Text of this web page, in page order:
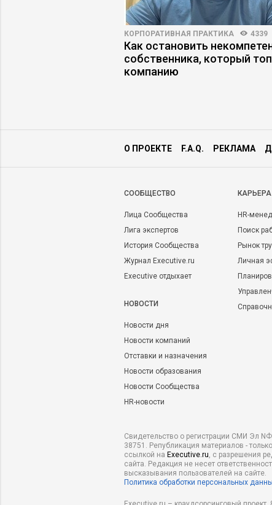
КОРПОРАТИВНАЯ ПРАКТИКА 4339
Как остановить
собственника, который
компанию
О ПРОЕКТЕ F.A.Q. РЕКЛАМА
CООБЩЕСТВО
Лица Сообщества
Лига экспертов
История Сообщества
Журнал Executive.ru
Executive отдыхает
НОВОСТИ
Новости дня
Новости компаний
Отставки и назначения
Новости образования
Новости Сообщества
HR-новости
КАРЬЕРА
HR-
Поиск
Рынок
Личная
Свидетельство о регистрации СМИ Эл
38751. Републикация материалов -
ссылкой на Executive.ru, с разрешения
сайта. Редакция не несет
высказывания пользователей на сайте.
Политика обработки персональных